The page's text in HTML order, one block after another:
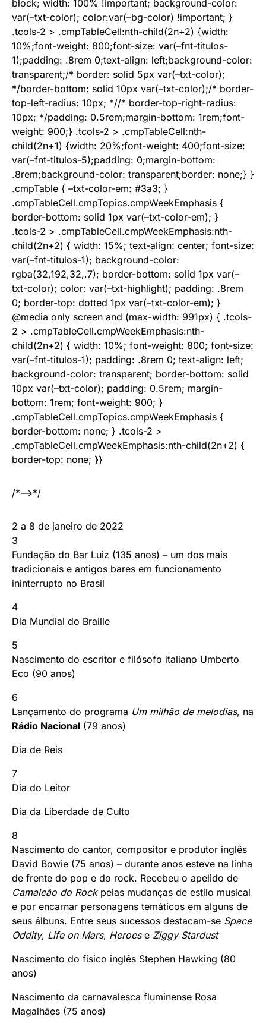
block; width: 100% !important; background-color:
var(–txt-color); color:var(–bg-color) !important; }
.tcols-2 > .cmpTableCell:nth-child(2n+2) {width:
10%;font-weight: 800;font-size: var(–fnt-titulos-
1);padding: .8rem 0;text-align: left;background-color:
transparent;/* border: solid 5px var(–txt-color);
*/border-bottom: solid 10px var(–txt-color);/* border-
top-left-radius: 10px; *//* border-top-right-radius:
10px; */padding: 0.5rem;margin-bottom: 1rem;font-
weight: 900;} .tcols-2 > .cmpTableCell:nth-
child(2n+1) {width: 20%;font-weight: 400;font-size:
var(–fnt-titulos-5);padding: 0;margin-bottom:
.8rem;background-color: transparent;border: none;} }
.cmpTable { –txt-color-em: #3a3; }
.cmpTableCell.cmpTopics.cmpWeekEmphasis {
border-bottom: solid 1px var(–txt-color-em); }
.tcols-2 > .cmpTableCell.cmpWeekEmphasis:nth-
child(2n+2) { width: 15%; text-align: center; font-size:
var(–fnt-titulos-1); background-color:
rgba(32,192,32,.7); border-bottom: solid 1px var(–
txt-color); color: var(–txt-highlight); padding: .8rem
0; border-top: dotted 1px var(–txt-color-em); }
@media only screen and (max-width: 991px) { .tcols-
2 > .cmpTableCell.cmpWeekEmphasis:nth-
child(2n+2) { width: 10%; font-weight: 800; font-size:
var(–fnt-titulos-1); padding: .8rem 0; text-align: left;
background-color: transparent; border-bottom: solid
10px var(–txt-color); padding: 0.5rem; margin-
bottom: 1rem; font-weight: 900; }
.cmpTableCell.cmpTopics.cmpWeekEmphasis {
border-bottom: none; } .tcols-2 >
.cmpTableCell.cmpWeekEmphasis:nth-child(2n+2) {
border-top: none; }}
/*–>*/
2 a 8 de janeiro de 2022
3
Fundação do Bar Luiz (135 anos) – um dos mais
tradicionais e antigos bares em funcionamento
ininterrupto no Brasil
4
Dia Mundial do Braille
5
Nascimento do escritor e filósofo italiano Umberto
Eco (90 anos)
6
Lançamento do programa Um milhão de melodias, na
Rádio Nacional (79 anos)
Dia de Reis
7
Dia do Leitor
Dia da Liberdade de Culto
8
Nascimento do cantor, compositor e produtor inglês
David Bowie (75 anos) – durante anos esteve na linha
de frente do pop e do rock. Recebeu o apelido de
Camaleão do Rockpelas mudanças de estilo musical
e por encarnar personagens temáticos em alguns de
seus álbuns. Entre seus sucessos destacam-se Space
Oddity, Life on Mars, Heroese Ziggy Stardust
Nascimento do físico inglês Stephen Hawking (80
anos)
Nascimento da carnavalesca fluminense Rosa
Magalhães (75 anos)